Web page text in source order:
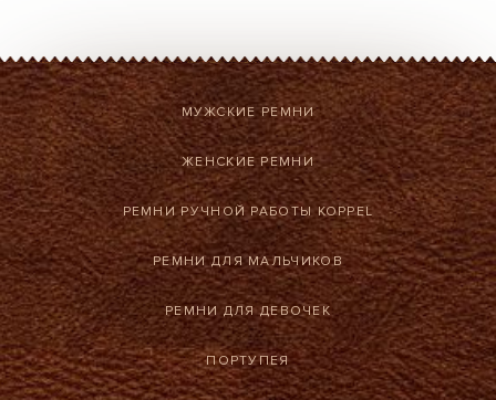
МУЖСКИЕ РЕМНИ
ЖЕНСКИЕ РЕМНИ
РЕМНИ РУЧНОЙ РАБОТЫ KOPPEL
РЕМНИ ДЛЯ МАЛЬЧИКОВ
РЕМНИ ДЛЯ ДЕВОЧЕК
ПОРТУПЕЯ